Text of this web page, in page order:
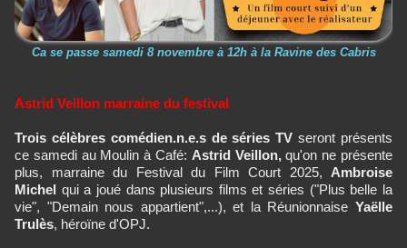
Ca se passe samedi 8 novembre à 12h à la Ravine des Cabris
Astrid Veillon marraine du festival
Trois célèbres comédien.n.e.s de séries TVseront présents
ce samedi au Moulin à Café: Astrid Veillon,qu'on ne présente
plus, marraine du Festival du Film Court 2025, Ambroise
Michel qui a joué dans plusieurs films et séries ("Plus belle la
vie", "Demain nous appartient",...), et la Réunionnaise Yaëlle
Trulès, héroïne d'OPJ.